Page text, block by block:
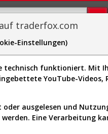
Scan Visualizations
traderfox.com
Einstellungen)
technisch funktioniert. Mit
YouTube-Videos,
ausgelesen und
Eine Verarbeitung